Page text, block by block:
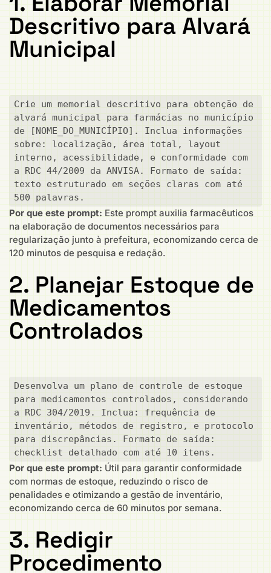
Descritivo para Alvará
Municipal
Crie um memorial descritivo para obtenção de
alvará municipal para farmácias no município
de [NOME_DO_MUNICÍPIO]. Inclua informações
sobre: localização, área total, layout
interno, acessibilidade, e conformidade com
a RDC 44/2009 da ANVISA. Formato de saída:
texto estruturado em seções claras com até
500 palavras.
Por que este prompt: Este prompt auxilia farmacêuticos
na elaboração de documentos necessários para
regularização junto à prefeitura, economizando cerca de
120 minutos de pesquisa e redação.
2. Planejar Estoque de
Medicamentos
Controlados
Desenvolva um plano de controle de estoque
para medicamentos controlados, considerando
a RDC 304/2019. Inclua: frequência de
inventário, métodos de registro, e protocolo
para discrepâncias. Formato de saída:
checklist detalhado com até 10 itens.
Por que este prompt: Útil para garantir conformidade
com normas de estoque, reduzindo o risco de
penalidades e otimizando a gestão de inventário,
economizando cerca de 60 minutos por semana.
3. Redigir
Procedimento